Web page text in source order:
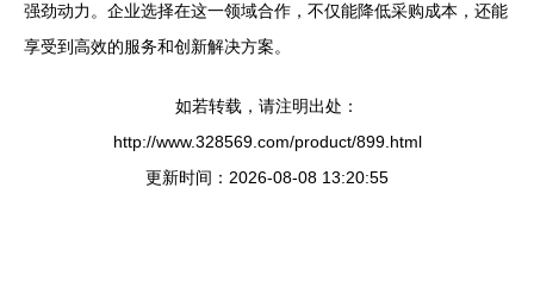
强劲动力。企业选择在这一领域合作，不仅能降低采购成本，还能
享受到高效的服务和创新解决方案。
如若转载，请注明出处：
http://www.328569.com/product/899.html
更新时间：2026-08-08 13:20:55